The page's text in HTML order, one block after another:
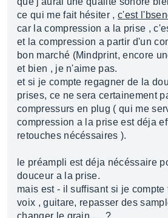
ce qui me fait hésiter ,c'est
car la compression a la prise ,
et la compression a partir d'un
bon marché (Mindprint, encore
et bien , je n'aime pas.
et si je compte regagner de la
prises, ce ne sera certainement
compressurs en plug ( qui me
compression a la prise est déja
retouches nécéssaires ).
le préampli est déja nécéssaire
douceur a la prise.
mais est - il suffisant si je
voix , guitare, repasser des
changer le grain..... ?